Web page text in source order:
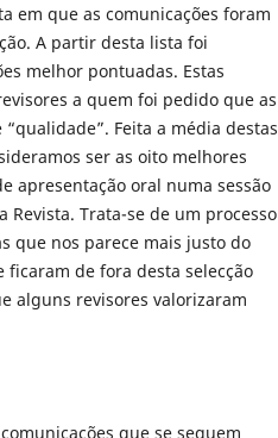
em que as comunicações foram
A partir desta lista foi
melhor pontuadas. Estas
a quem foi pedido que as
Feita a média destas
ser as oito melhores
apresentação oral numa sessão
Revista. Trata-se de um processo
que nos parece mais justo do
de fora desta selecção
alguns revisores valorizaram
que se seguem